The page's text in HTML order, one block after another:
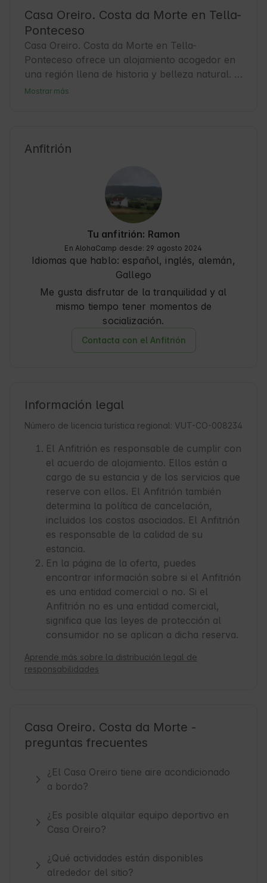
Casa Oreiro. Costa da Morte en Tella-
Ponteceso
Casa Oreiro. Costa da Morte en Tella-
Ponteceso ofrece un alojamiento acogedor en
una región llena de historia y belleza natural.
Esta zona de La Coruña es perfecta para los
marinos y su rica tradición pesquera. Desde
Tella-Ponteceso es un punto ideal para
descubrir la cultura local y disfrutar de la
gastronomía gallega. Una base perfecta para
viajes llenos de descubrimientos y momentos
de calma 🍃.
Mostrar más
Anfitrión
Tu anfitrión: Ramon
En AlohaCamp desde: 29 agosto 2024
Idiomas que hablo: español, inglés, alemán ,
Gallego
Me gusta disfrutar de la tranquilidad y al
mismo tiempo tener momentos de
socialización.
Contacta con el Anfitrión
Información legal
Número de licencia turística regional: VUT-CO-008234
El Anfitrión es responsable de cumplir con
el acuerdo de alojamiento. Ellos están a
cargo de su estancia y de los servicios que
reserve con ellos. El Anfitrión también
determina la política de cancelación,
incluidos los costos asociados. El Anfitrión
es responsable de la calidad de su
estancia.
En la página de la oferta, puedes
encontrar información sobre si el Anfitrión
es una entidad comercial o no. Si el
Anfitrión no es una entidad comercial,
significa que las leyes de protección al
consumidor no se aplican a dicha reserva.
Aprende más sobre la distribución legal de
responsabilidades
Casa Oreiro. Costa da Morte -
preguntas frecuentes
¿El Casa Oreiro tiene aire acondicionado
a bordo?
¿Es posible alquilar equipo deportivo en
Casa Oreiro?
¿Qué actividades están disponibles
alrededor del sitio?